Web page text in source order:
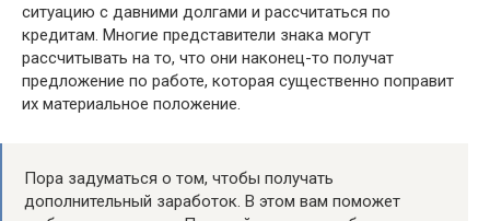
ситуацию с давними долгами и рассчитаться по
кредитам. Многие представители знака могут
рассчитывать на то, что они наконец-то получат
предложение по работе, которая существенно поправит
их материальное положение.
Пора задуматься о том, чтобы получать
дополнительный заработок. В этом вам поможет